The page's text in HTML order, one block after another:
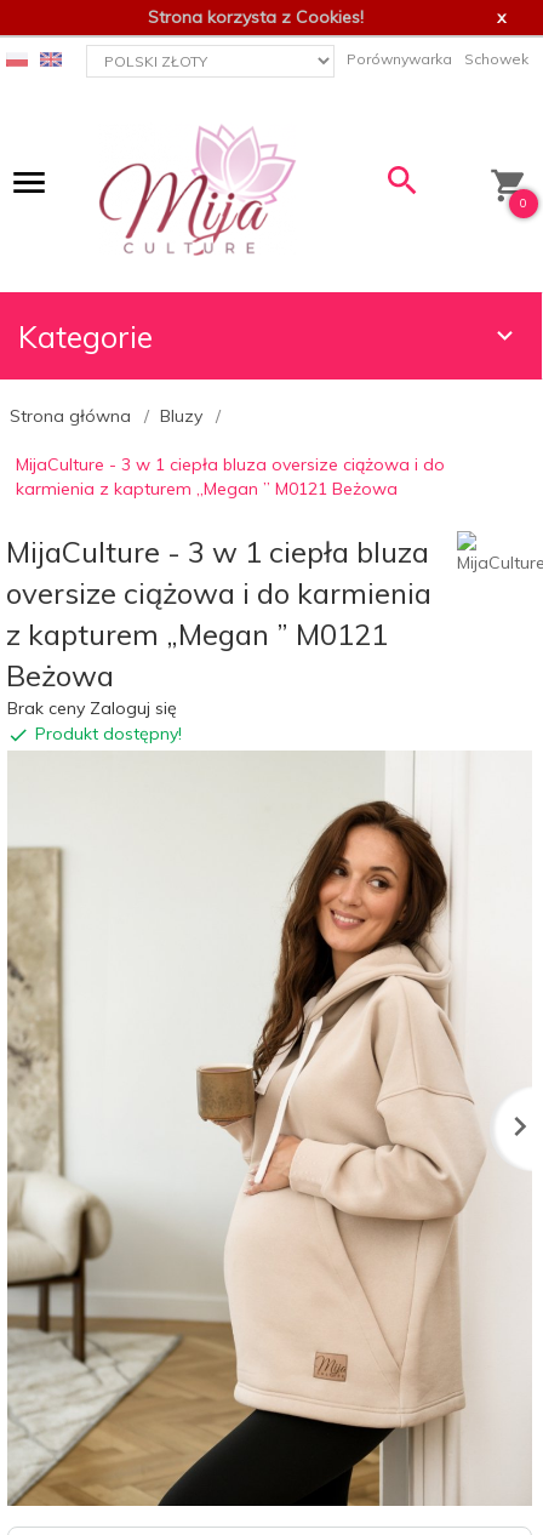
Strona korzysta z Cookies! x
currency_h Porównywarka Schowek
0
Kategorie
Strona główna Bluzy
MijaCulture - 3 w 1 ciepła bluza oversize ciążowa i do
karmienia z kapturem „Megan ” M0121 Beżowa
MijaCulture - 3 w 1 ciepła bluza
oversize ciążowa i do karmienia
z kapturem „Megan ” M0121
Beżowa
Brak ceny Zaloguj się
Produkt dostępny!